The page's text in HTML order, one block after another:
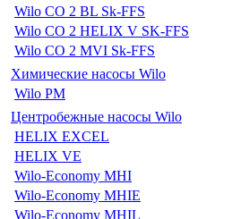
Wilo CO 2 BL Sk-FFS
Wilo CO 2 HELIX V SK-FFS
Wilo CO 2 MVI Sk-FFS
Химические насосы Wilo
Wilo PM
Центробежные насосы Wilo
HELIX EXCEL
HELIX VE
Wilo-Economy MHI
Wilo-Economy MHIE
Wilo-Economy MHIL